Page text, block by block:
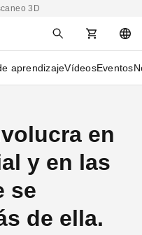
3D
aprendizajeVídeosEventos
en
y en las
se
de ella.